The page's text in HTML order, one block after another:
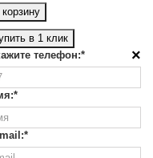
в 1 клик
×
телефон:*